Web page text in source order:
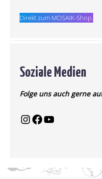
Direkt zum MOSAIK-Shop.
Soziale Medien
Folge uns auch gerne